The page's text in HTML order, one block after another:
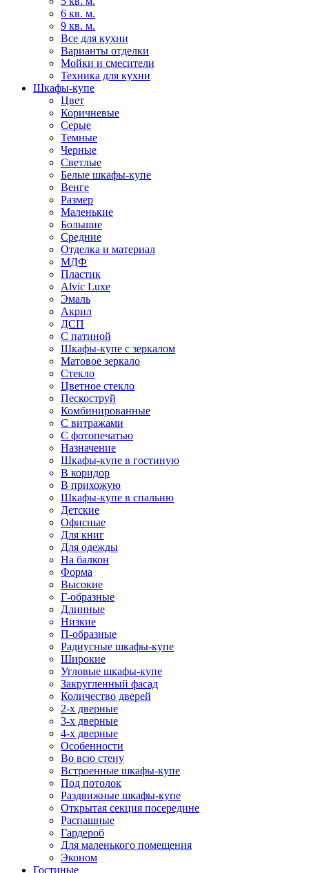
6 кв. м.
9 кв. м.
Все для кухни
Варианты отделки
Мойки и смесители
Техника для кухни
Шкафы-купе
Цвет
Коричневые
Серые
Темные
Черные
Светлые
Белые шкафы-купе
Венге
Размер
Маленькие
Большие
Средние
Отделка и материал
МДФ
Пластик
Alvic Luxe
Эмаль
Акрил
ДСП
С патиной
Шкафы-купе с зеркалом
Матовое зеркало
Стекло
Цветное стекло
Пескоструй
Комбинированные
С витражами
С фотопечатью
Назначение
Шкафы-купе в гостиную
В коридор
В прихожую
Шкафы-купе в спальню
Детские
Офисные
Для книг
Для одежды
На балкон
Форма
Высокие
Г-образные
Длинные
Низкие
П-образные
Радиусные шкафы-купе
Широкие
Угловые шкафы-купе
Закругленный фасад
Количество дверей
2-х дверные
3-х дверные
4-х дверные
Особенности
Во всю стену
Встроенные шкафы-купе
Под потолок
Раздвижные шкафы-купе
Открытая секция посередине
Распашные
Гардероб
Для маленького помещения
Эконом
Гостиные